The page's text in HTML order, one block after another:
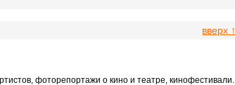
вверх ↑
фоторепортажи о кино и театре, кинофестивали.